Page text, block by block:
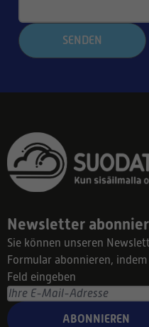
SENDEN
Newsletter
Sie können unseren
Formular abonnieren,
Feld eingeben
ABONNIEREN